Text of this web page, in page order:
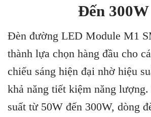
Đến 300W
Đèn đường LED Module M1
thành lựa chọn hàng đầu cho
chiếu sáng hiện đại nhờ hiệu
khả năng tiết kiệm năng
suất từ 50W đến 300W, dòng